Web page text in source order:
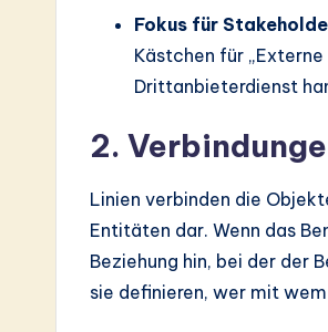
Fokus für
Kästchen für „Externe
Drittanbieterdienst
2.
Linien verbinden die
Entitäten dar. Wenn das
Beziehung hin, bei der der
sie definieren, wer mit